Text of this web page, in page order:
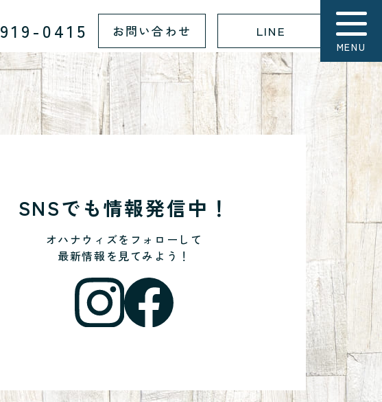
0415 お問い合わせ LINE
MENU
SNSでも情報発信中！
オハナウィズをフォローして
最新情報を見てみよう！